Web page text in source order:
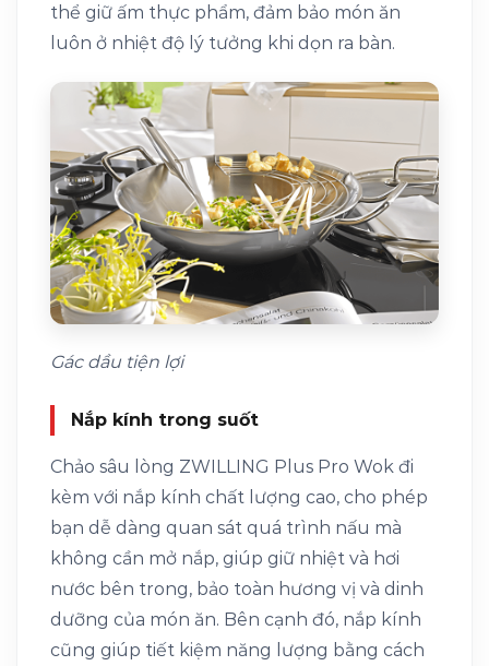
thể giữ ấm thực phẩm, đảm bảo món ăn
luôn ở nhiệt độ lý tưởng khi dọn ra bàn.
Gác dầu tiện lợi
Nắp kính trong suốt
Chảo sâu lòng ZWILLING Plus Pro Wok đi
kèm với nắp kính chất lượng cao, cho phép
bạn dễ dàng quan sát quá trình nấu mà
không cần mở nắp, giúp giữ nhiệt và hơi
nước bên trong, bảo toàn hương vị và dinh
dưỡng của món ăn. Bên cạnh đó, nắp kính
cũng giúp tiết kiệm năng lượng bằng cách